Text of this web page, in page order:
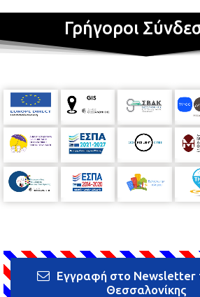
Γρήγοροι
Εγγραφή στο Newsletter
Θεσσαλονίκης